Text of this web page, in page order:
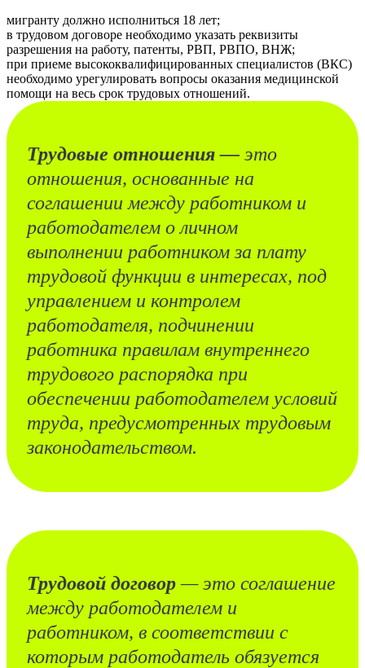
мигранту должно исполниться 18 лет;
в трудовом договоре необходимо указать реквизиты
разрешения на работу, патенты, РВП, РВПО, ВНЖ;
при приеме высококвалифицированных специалистов (ВКС)
необходимо урегулировать вопросы оказания медицинской
помощи на весь срок трудовых отношений.
Трудовые отношения — это
отношения, основанные на
соглашении между работником и
работодателем о личном
выполнении работником за плату
трудовой функции в интересах, под
управлением и контролем
работодателя, подчинении
работника правилам внутреннего
трудового распорядка при
обеспечении работодателем условий
труда, предусмотренных трудовым
законодательством.
Трудовой договор— это соглашение
между работодателем и
работником, в соответствии с
которым работодатель обязуется